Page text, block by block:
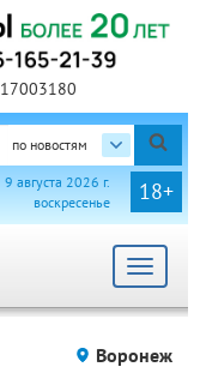
по новостям
18+
9 августа 2026 г.
воскресенье
Toggle
Воронеж